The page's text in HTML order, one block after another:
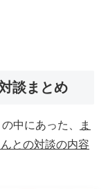
談まとめ
中にあった、
ま
との対談の内容